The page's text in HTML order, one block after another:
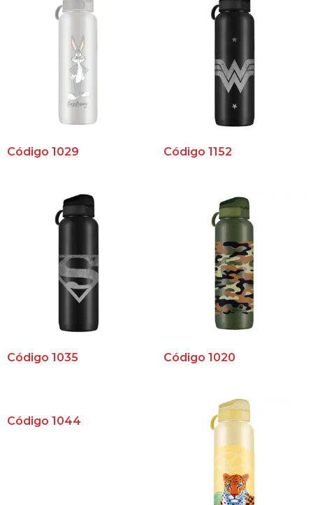
Código 1029 Código 1152
Código 1035 Código 1020
Código 1044